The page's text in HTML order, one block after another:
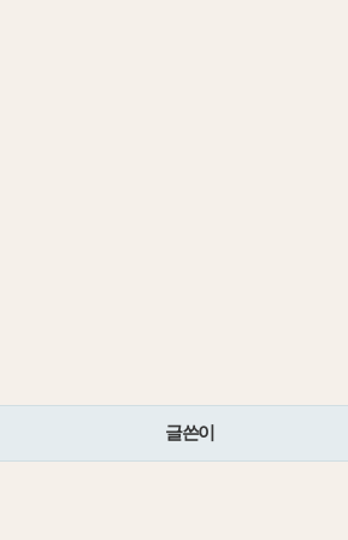
글쓴이